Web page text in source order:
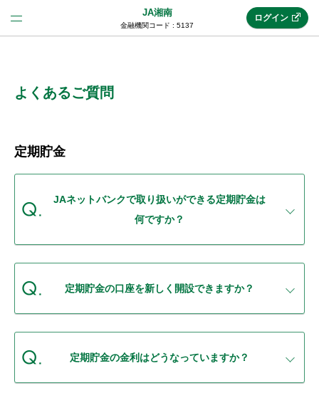
JA湘南
金融機関コード : 5137
(法人JAネットバンク)
JAネットバンクトップ
機能・サービス
セキュリティ
ログイン
よくあるご質問
定期貯金
JAネットバンクで取り扱いができる定期貯金は
何ですか？
定期貯金の口座を新しく開設できますか？
定期貯金の金利はどうなっていますか？